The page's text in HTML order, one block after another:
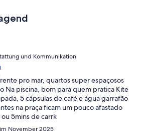
und Kommunikation
pro mar, quartos super espaçosos
Na piscina, bom para quem pratica Kite
5 cápsulas de café e água garrafão
na praça ficam um pouco afastado
5mins de carrk
November 2025